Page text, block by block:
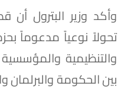
وأكد وزير البترول
تحولاً نوعياً مدعوماً
والتنظيمية
بين الحكومة